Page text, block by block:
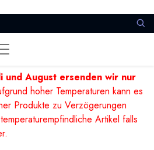
und August ersenden wir nur
hoher Temperaturen kann es
Produkte zu Verzögerungen
Artikel falls